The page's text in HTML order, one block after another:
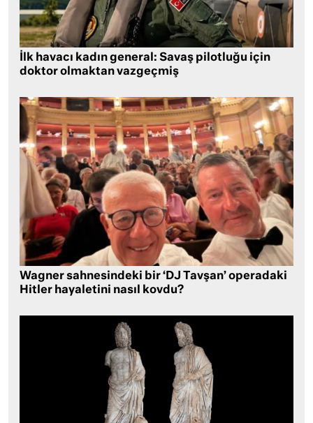
İlk havacı kadın general: Savaş pilotluğu için
doktor olmaktan vazgeçmiş
Wagner sahnesindeki bir ‘DJ Tavşan’ operadaki
Hitler hayaletini nasıl kovdu?